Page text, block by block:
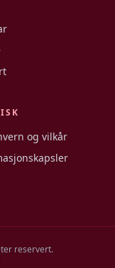
og vilkår
reservert.